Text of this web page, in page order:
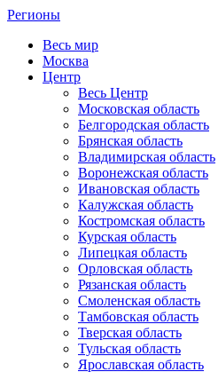
Регионы
Весь мир
Москва
Центр
Весь Центр
Московская область
Белгородская область
Брянская область
Владимирская область
Воронежская область
Ивановская область
Калужская область
Костромская область
Курская область
Липецкая область
Орловская область
Рязанская область
Смоленская область
Тамбовская область
Тверская область
Тульская область
Ярославская область